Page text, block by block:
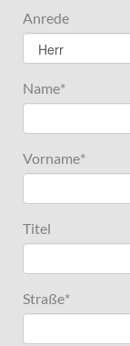
Anrede
Name*
Vorname*
Titel
Straße*